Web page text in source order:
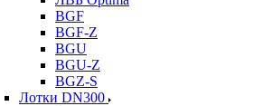
BGF
BGF-Z
BGU
BGU-Z
BGZ-S
Лотки DN300